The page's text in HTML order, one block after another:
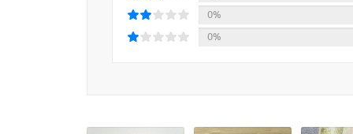
추천사를 쓴 명상 앱 ‘마보’의 유정은 대표의 말
경험하게 한다는 데 있다. ‘지금 이 순간’에 일
0%
0%